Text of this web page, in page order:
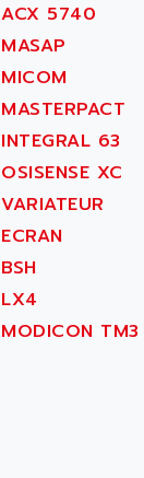
ACX 5740
MASAP
MICOM
MASTERPACT
INTEGRAL 63
OSISENSE XC
VARIATEUR
ECRAN
BSH
LX4
MODICON TM3